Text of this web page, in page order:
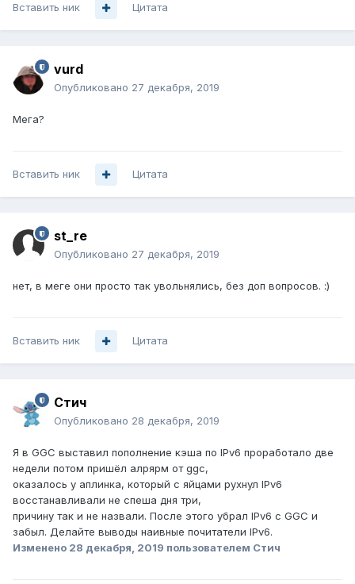
Вставить ник Цитата
vurd
Опубликовано 27 декабря, 2019
Мега?
Вставить ник Цитата
st_re
Опубликовано 27 декабря, 2019
нет, в меге они просто так увольнялись, без доп вопросов. :)
Вставить ник Цитата
Стич
Опубликовано 28 декабря, 2019
Я в GGC выставил пополнение кэша по IPv6 проработало две
недели потом пришёл алрярм от ggc,
оказалось у аплинка, который с яйцами рухнул IPv6
восстанавливали не спеша дня три,
причину так и не назвали. После этого убрал IPv6 с GGC и
забыл. Делайте выводы наивные почитатели IPv6.
Изменено 28 декабря, 2019 пользователем Стич